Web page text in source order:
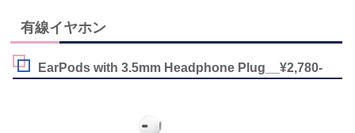
有線イヤホン
EarPods with 3.5mm Headphone Plug__¥2,780-